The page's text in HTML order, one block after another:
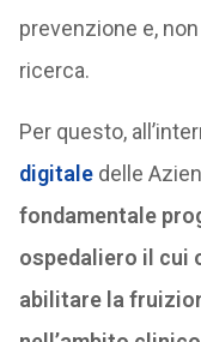
prevenzione e,
ricerca.
Per questo,
digitaledelle
fondamentale
ospedaliero il cui
abilitare la